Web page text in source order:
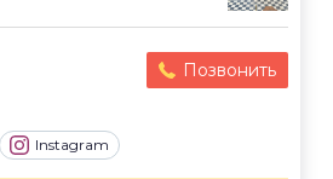
Позвонить
Instagram